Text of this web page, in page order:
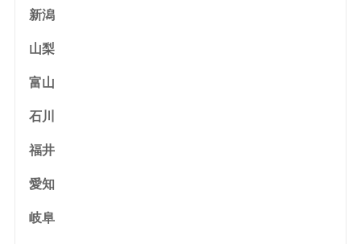
新潟
山梨
富山
石川
福井
愛知
岐阜